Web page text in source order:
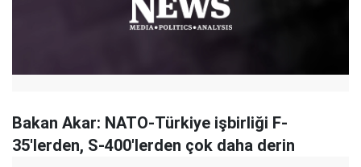
Bakan Akar: NATO-Türkiye işbirliği F-
35'lerden, S-400'lerden çok daha derin